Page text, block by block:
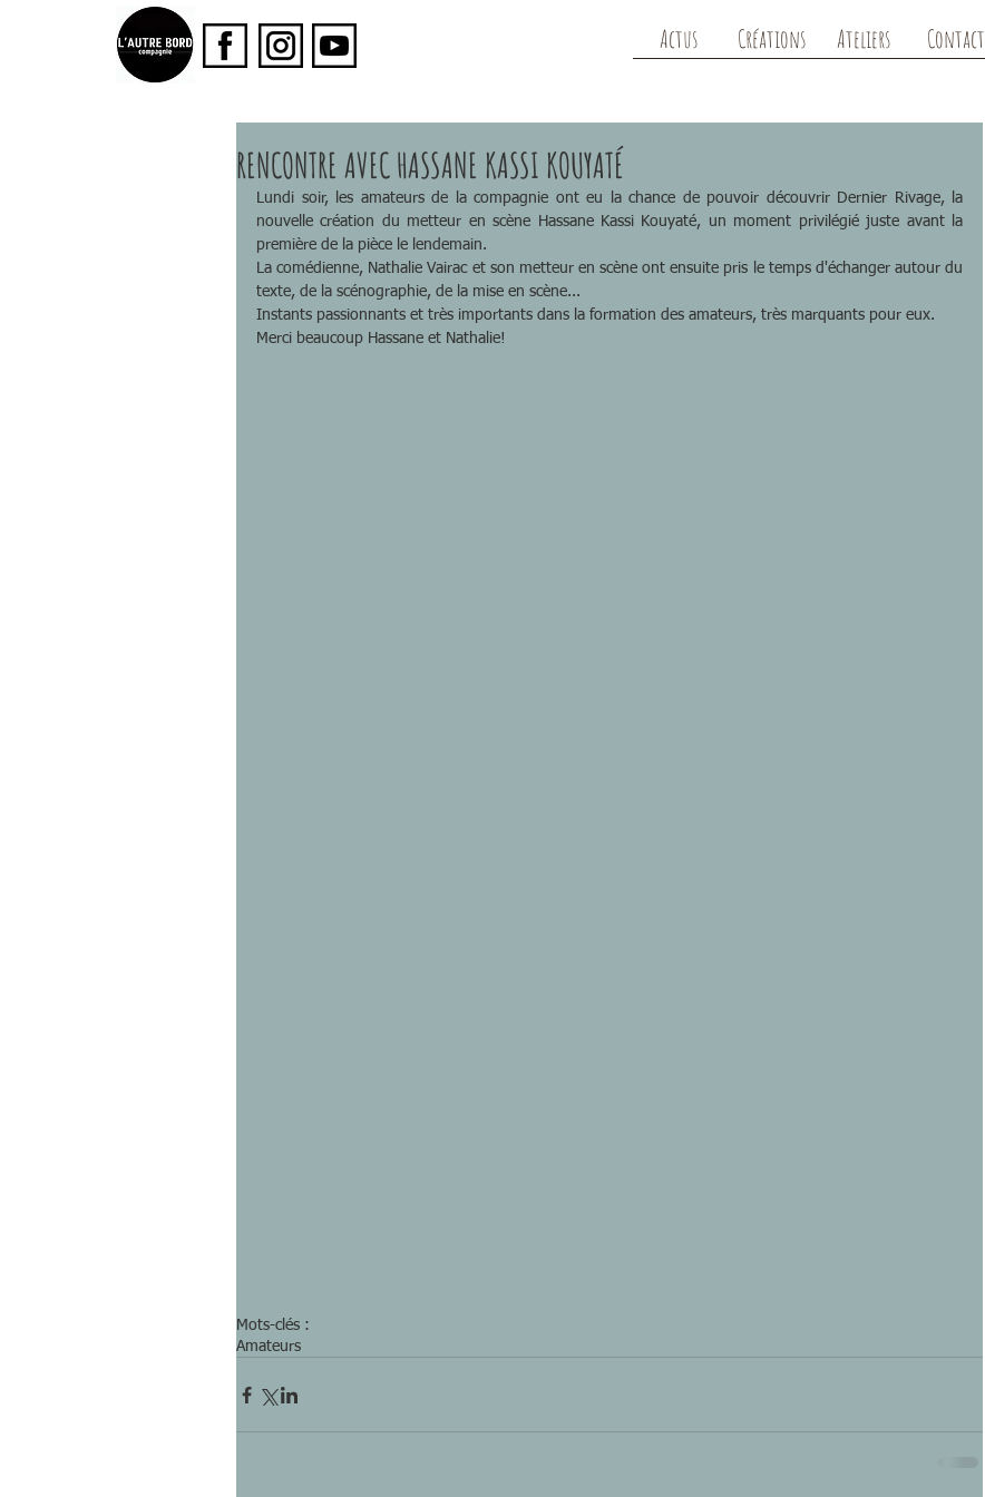
Actus Créations Ateliers Contact
RENCONTRE AVEC HASSANE KASSI KOUYATÉ
Lundi soir, les amateurs de la compagnie ont eu la chance de pouvoir découvrir Dernier Rivage, la
nouvelle création du metteur en scène Hassane Kassi Kouyaté, un moment privilégié juste avant la
première de la pièce le lendemain.
La comédienne, Nathalie Vairac et son metteur en scène ont ensuite pris le temps d'échanger autour du
texte, de la scénographie, de la mise en scène...
Instants passionnants et très importants dans la formation des amateurs, très marquants pour eux.
Merci beaucoup Hassane et Nathalie!
Mots-clés :
Amateurs